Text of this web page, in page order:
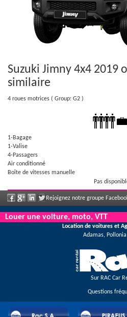
Suzuki Jimny 4x4 2019
similaire
4 roues motrices ( Group: G2 )
1-Bagage
1-Valise
4-Passagers
Air conditionné
Boîte de vitesses manuelle
Pas
Rejoignez notre groupe
nous votre commentaire et profitez de nos
s'annoncent régulièrement.
Louer une voiture, moto, VTT
Location de voitures et
Adamas,
Sur RAC Car
Questions